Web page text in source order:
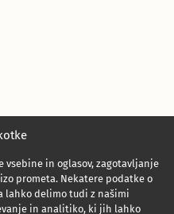
in oglasov, zagotavljanje
prometa. Nekatere podatke o
lahko delimo tudi z našimi
in analitiko, ki jih lahko